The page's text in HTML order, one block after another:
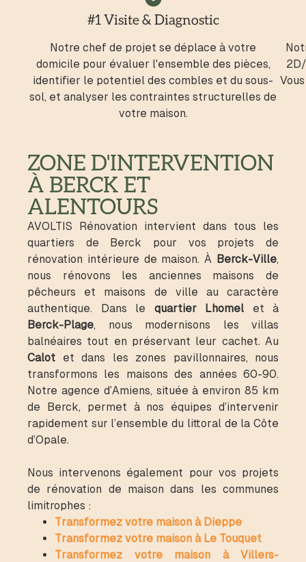
#1 Visite & Diagnostic
Notre chef de projet se déplace à votre
domicile pour évaluer l'ensemble des pièces,
identifier le potentiel des combles et du sous-
sol, et analyser les contraintes structurelles de
votre maison.
ZONE D'INTERVENTION
À BERCK ET
ALENTOURS
AVOLTIS Rénovation intervient dans tous les
quartiers de Berck pour vos projets de
rénovation intérieure de maison. À Berck-Ville,
nous rénovons les anciennes maisons de
pêcheurs et maisons de ville au caractère
authentique. Dans le quartier Lhomel et à
Berck-Plage, nous modernisons les villas
balnéaires tout en préservant leur cachet. Au
Calot et dans les zones pavillonnaires, nous
transformons les maisons des années 60-90.
Notre agence d’Amiens, située à environ 85 km
de Berck, permet à nos équipes d’intervenir
rapidement sur l’ensemble du littoral de la Côte
d’Opale.
Nous intervenons également pour vos projets
de rénovation de maison dans les communes
limitrophes :
Transformez votre maison à Dieppe
Transformez votre maison à Le Touquet
Transformez votre maison à Villers-